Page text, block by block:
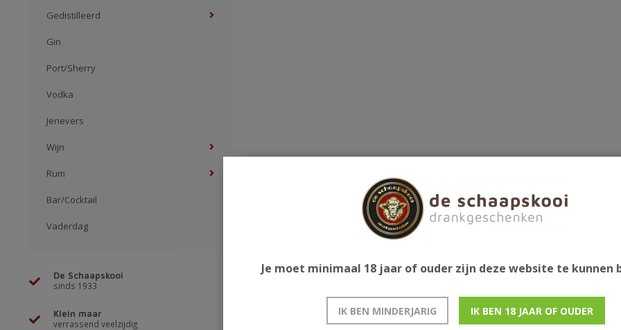
Gedistilleerd
Gin
Port/Sherry
Vodka
Jenevers
Wijn
Rum
Bar/Cocktail
Vaderdag
De Schaapskooi
sinds 1933
Klein maar
verrassend veelzijdig
Je moet minimaal 18 jaar of ouder zijn deze website te kunnen
IK BEN MINDERJARIG IK BEN 18 JAAR OF OUDER